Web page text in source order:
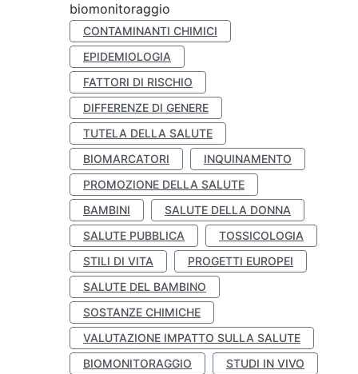
biomonitoraggio
CONTAMINANTI CHIMICI
EPIDEMIOLOGIA
FATTORI DI RISCHIO
DIFFERENZE DI GENERE
TUTELA DELLA SALUTE
BIOMARCATORI
INQUINAMENTO
PROMOZIONE DELLA SALUTE
BAMBINI
SALUTE DELLA DONNA
SALUTE PUBBLICA
TOSSICOLOGIA
STILI DI VITA
PROGETTI EUROPEI
SALUTE DEL BAMBINO
SOSTANZE CHIMICHE
VALUTAZIONE IMPATTO SULLA SALUTE
BIOMONITORAGGIO
STUDI IN VIVO